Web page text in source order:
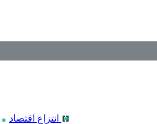
انتزاع اقتصاد